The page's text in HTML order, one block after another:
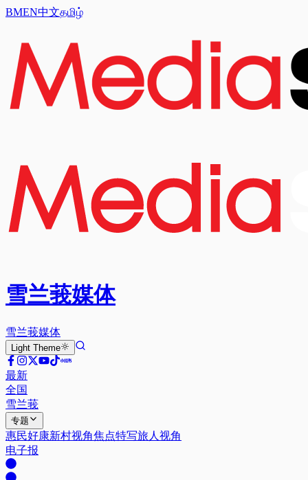
BMEN中文தமிழ்
雪兰莪媒体
雪兰莪媒体
Light Theme
最新
全国
雪兰莪
专题
惠民好康新村视角焦点特写旅人视角
电子报